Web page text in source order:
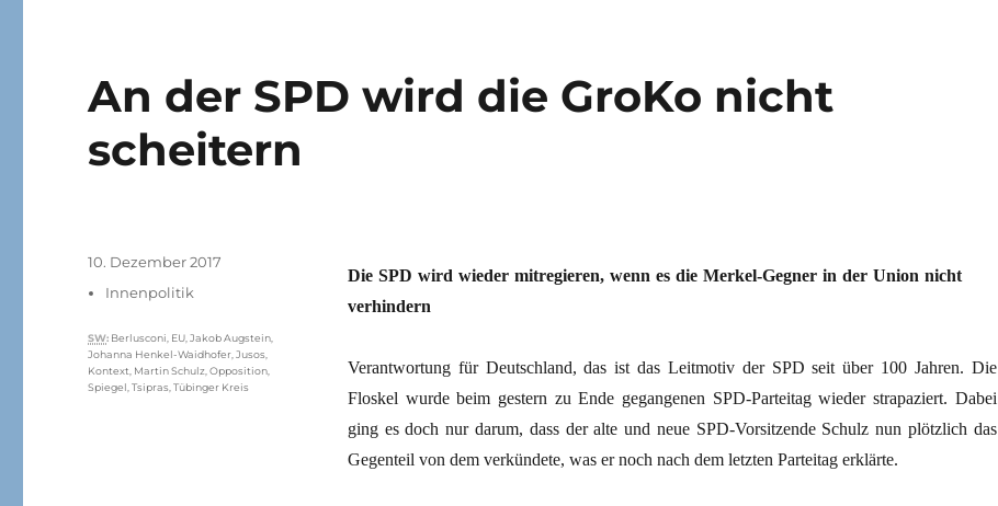
An der SPD wird die GroKo nicht
scheitern
Die SPD wird wieder mitregieren, wenn es die Merkel-Gegner in der Union nicht
verhindern
Verantwortung für Deutschland, das ist das Leitmotiv der SPD seit über 100 Jahren. Die
Floskel wurde beim gestern zu Ende gegangenen SPD-Parteitag wieder strapaziert. Dabei
ging es doch nur darum, dass der alte und neue SPD-Vorsitzende Schulz nun plötzlich das
Gegenteil von dem verkündete, was er noch nach dem letzten Parteitag erklärte.
Veröffentlicht
10. Dezember 2017
Kategorien
Innenpolitik
Schlagwörter
SW: Berlusconi EU ,Jakob Augstein
Johanna Henkel-Waidhofer ,Jusos
Kontext Martin Schulz ,Opposition
Spiegel ,Tsipras ,Tübinger Kreis